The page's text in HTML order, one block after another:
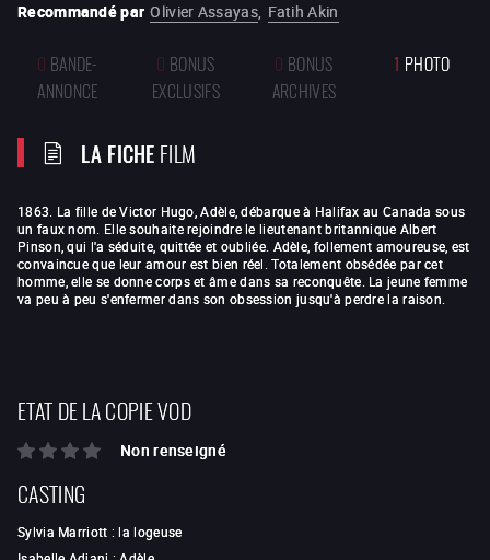
Recommandé par Olivier Assayas, Fatih Akin
0 BANDE-
ANNONCE
0 BONUS
EXCLUSIFS
0 BONUS
ARCHIVES
1 PHOTO
LA FICHEFILM
1863. La fille de Victor Hugo, Adèle, débarque à Halifax au Canada sous
un faux nom. Elle souhaite rejoindre le lieutenant britannique Albert
Pinson, qui l'a séduite, quittée et oubliée. Adèle, follement amoureuse, est
convaincue que leur amour est bien réel. Totalement obsédée par cet
homme, elle se donne corps et âme dans sa reconquête. La jeune femme
va peu à peu s'enfermer dans son obsession jusqu'à perdre la raison.
ETAT DE LA COPIE VOD
Non renseigné
CASTING
Sylvia Marriott :la logeuse